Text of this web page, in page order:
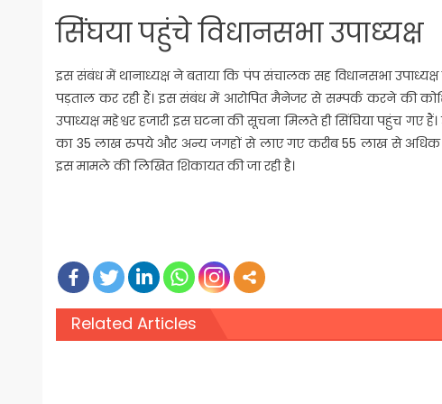
सिंंघया पहुंचे विधानसभा उपाध्‍यक्ष
इस संबंध में थानाध्यक्ष ने बताया कि पंप संचालक सह विधानसभा
पड़ताल कर रही हैं। इस संबंध में आरोपित मैनेजर से सम्पर्क करने की
उपाध्यक्ष महेश्वर हजारी इस घटना की सूचना मिलते ही सिंघिया पहुंच
का 35 लाख रुपये और अन्य जगहों से लाए गए करीब 55 लाख से अधिक
इस मामले की लिखित शिकायत की जा रही है।
Related Articles